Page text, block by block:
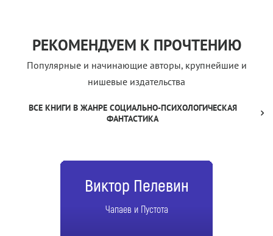
РЕКОМЕНДУЕМ К ПРОЧТЕНИЮ
Популярные и начинающие авторы, крупнейшие и
нишевые издательства
ВСЕ КНИГИ В ЖАНРЕ СОЦИАЛЬНО-ПСИХОЛОГИЧЕСКАЯ
ФАНТАСТИКА
Виктор Пелевин
Чапаев и Пустота